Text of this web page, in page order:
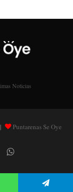
Noticias
Puntarenas Se Oye
WhatsApp